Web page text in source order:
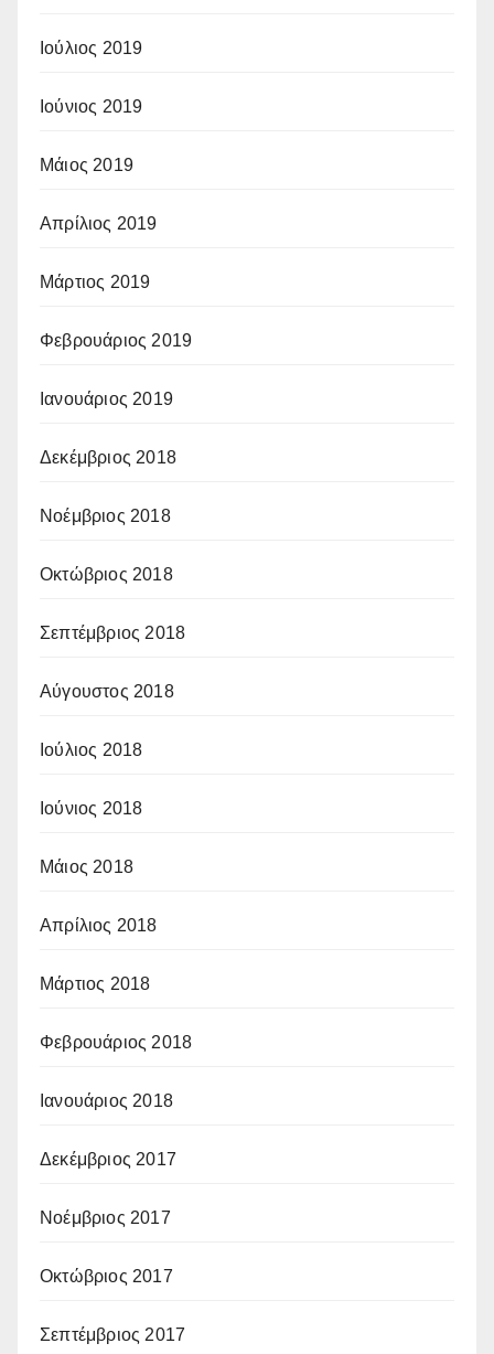
Ιούλιος 2019
Ιούνιος 2019
Μάιος 2019
Απρίλιος 2019
Μάρτιος 2019
Φεβρουάριος 2019
Ιανουάριος 2019
Δεκέμβριος 2018
Νοέμβριος 2018
Οκτώβριος 2018
Σεπτέμβριος 2018
Αύγουστος 2018
Ιούλιος 2018
Ιούνιος 2018
Μάιος 2018
Απρίλιος 2018
Μάρτιος 2018
Φεβρουάριος 2018
Ιανουάριος 2018
Δεκέμβριος 2017
Νοέμβριος 2017
Οκτώβριος 2017
Σεπτέμβριος 2017